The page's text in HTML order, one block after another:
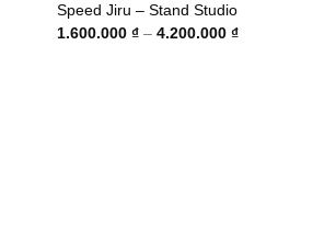
Speed Jiru – Stand Studio
1.600.000 ₫ – 4.200.000 ₫Khoảng